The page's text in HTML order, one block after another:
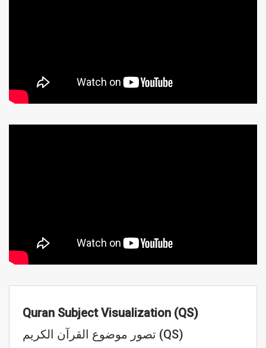
Quran Subject Visualization (QS)
تصور موضوع القرآن الكريم (QS)